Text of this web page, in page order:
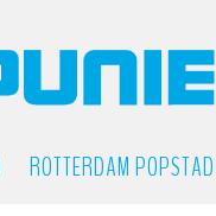
ROTTERDAM POPSTAD